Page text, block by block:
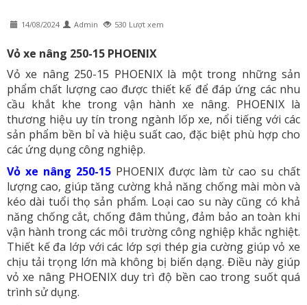
14/08/2024 Admin 530 Lượt xem
Vỏ xe nâng 250-15 PHOENIX
Vỏ xe nâng 250-15 PHOENIX là một trong những sản
phẩm chất lượng cao được thiết kế để đáp ứng các nhu
cầu khắt khe trong vận hành xe nâng. PHOENIX là
thương hiệu uy tín trong ngành lốp xe, nổi tiếng với các
sản phẩm bền bỉ và hiệu suất cao, đặc biệt phù hợp cho
các ứng dụng công nghiệp.
Vỏ xe nâng 250-15PHOENIX được làm từ cao su chất
lượng cao, giúp tăng cường khả năng chống mài mòn và
kéo dài tuổi thọ sản phẩm. Loại cao su này cũng có khả
năng chống cắt, chống đâm thủng, đảm bảo an toàn khi
vận hành trong các môi trường công nghiệp khắc nghiệt.
Thiết kế đa lớp với các lớp sợi thép gia cường giúp vỏ xe
chịu tải trọng lớn mà không bị biến dạng. Điều này giúp
vỏ xe nâng PHOENIX duy trì độ bền cao trong suốt quá
trình sử dụng.